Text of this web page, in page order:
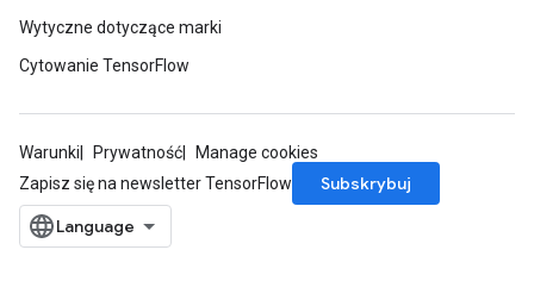
Wytyczne dotyczące marki
Cytowanie TensorFlow
Warunki Prywatność
Manage cookies
Zapisz się na newsletter TensorFlow
Subskrybuj